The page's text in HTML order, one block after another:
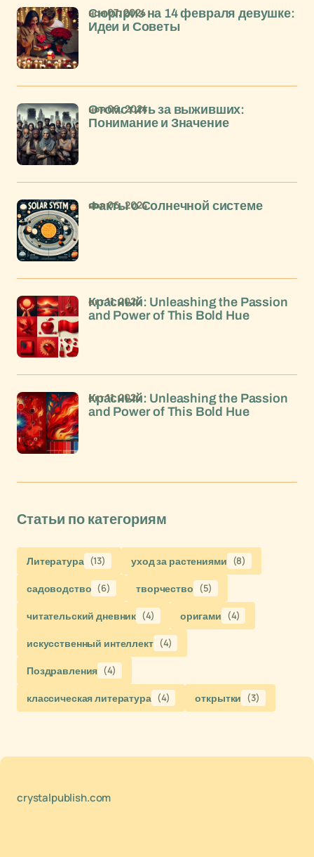
Сюрприз на 14 февраля девушке:
Идеи и Советы
ноя 07, 2024
Отомстить за выживших:
Понимание и Значение
ноя 06, 2024
Факты о Солнечной системе
ноя 06, 2024
Красный: Unleashing the Passion
and Power of This Bold Hue
окт 11, 2024
Красный: Unleashing the Passion
and Power of This Bold Hue
окт 11, 2024
Статьи по категориям
Литература (13) уход за растениями (8)
садоводство (6) творчество (5)
читательский дневник (4) оригами (4)
искусственный интеллект (4)
Поздравления (4)
классическая литература (4) открытки (3)
crystalpublish.com